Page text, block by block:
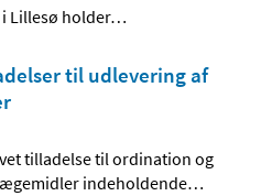
Lillesø holder…
til udlevering af
tilladelse til ordination og
indeholdende…